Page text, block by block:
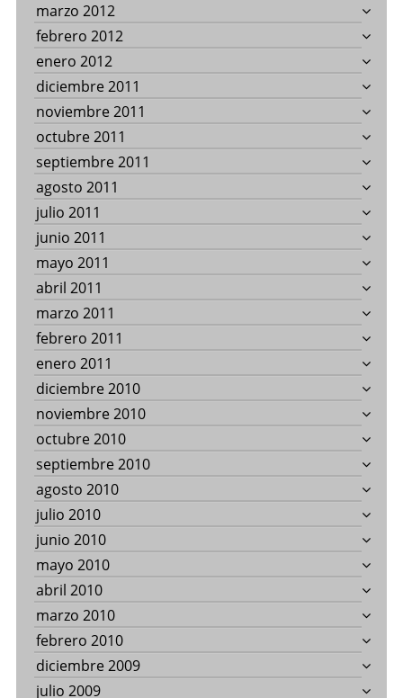
marzo 2012
febrero 2012
enero 2012
diciembre 2011
noviembre 2011
octubre 2011
septiembre 2011
agosto 2011
julio 2011
junio 2011
mayo 2011
abril 2011
marzo 2011
febrero 2011
enero 2011
diciembre 2010
noviembre 2010
octubre 2010
septiembre 2010
agosto 2010
julio 2010
junio 2010
mayo 2010
abril 2010
marzo 2010
febrero 2010
diciembre 2009
julio 2009